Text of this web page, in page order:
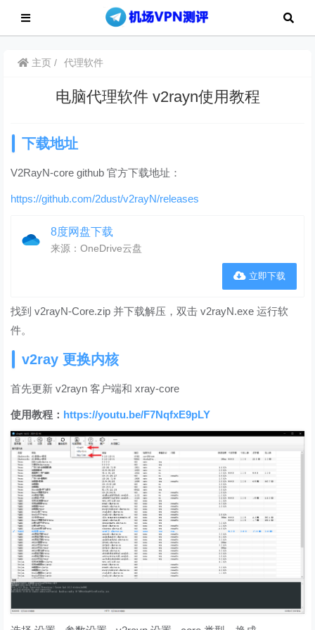
主页 代理软件
电脑代理软件 v2rayn使用教程
下载地址
V2RayN-core github 官方下载地址：
https://github.com/2dust/v2rayN/releases
8度网盘下载
来源：OneDrive云盘
立即下载
找到 v2rayN-Core.zip 并下载解压，双击 v2rayN.exe 运行软
件。
v2ray 更换内核
首先更新 v2rayn 客户端和 xray-core
使用教程： https://youtu.be/F7NqfxE9pLY